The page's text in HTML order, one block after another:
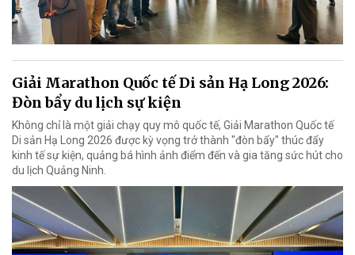
Giải Marathon Quốc tế Di sản Hạ Long 2026:
Đòn bẩy du lịch sự kiện
Không chỉ là một giải chạy quy mô quốc tế, Giải Marathon Quốc tế
Di sản Hạ Long 2026 được kỳ vọng trở thành "đòn bẩy" thúc đẩy
kinh tế sự kiện, quảng bá hình ảnh điểm đến và gia tăng sức hút cho
du lịch Quảng Ninh.